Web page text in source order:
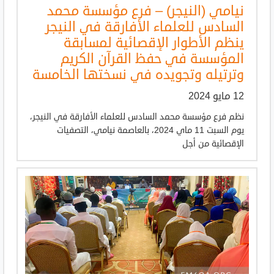
نيامي (النيجر) – فرع مؤسسة محمد
السادس للعلماء الأفارقة في النيجر
ينظم الأطوار الإقصائية لمسابقة
المؤسسة في حفظ القرآن الكريم
وترتيله وتجويده في نسختها الخامسة
12 مايو 2024
نظم فرع مؤسسة محمد السادس للعلماء الأفارقة في النيجر،
يوم السبت 11 ماي 2024، بالعاصمة نيامي، التصفيات
الإقصائية من أجل